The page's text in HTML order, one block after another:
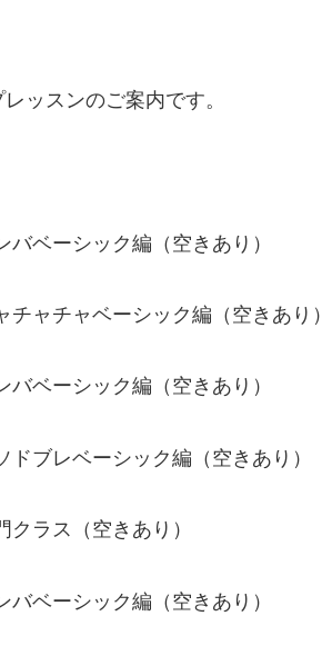
ッスンのご案内です。
ベーシック編（空きあり）
ャチャベーシック編（空きあり）
ベーシック編（空きあり）
ブレベーシック編（空きあり）
ラス（空きあり）
ベーシック編（空きあり）